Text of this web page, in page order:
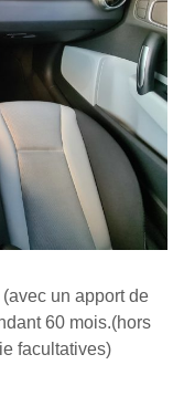
un apport de
60 mois.(hors
facultatives)